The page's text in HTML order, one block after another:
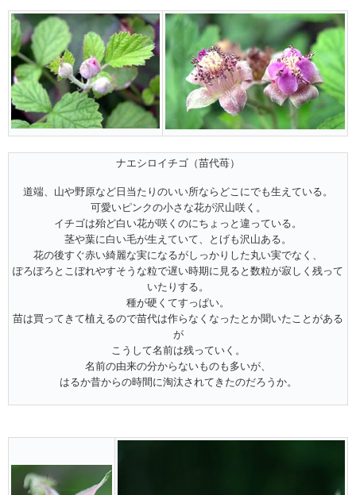
ナエシロイチゴ（苗代苺）
道端、山や野原など日当たりのいい所ならどこにでも生えている。
可愛いピンクの小さな花が沢山咲く。
イチゴは殆ど白い花が咲くのにちょっと違っている。
茎や葉に白い毛が生えていて、とげも沢山ある。
花の後すぐ赤い綺麗な実になるがしっかりした丸い実でなく、
ぽろぽろとこぼれやすそうな粒で遅い時期に見ると数粒が寂しく残って
いたりする。
種が硬くてすっぱい。
苗は買ってきて植えるので苗代は作らなくなったとか聞いたことがある
が
こうして名前は残っていく。
名前の由来の分からないものも多いが、
はるか昔からの時間に淘汰されてきたのだろうか。